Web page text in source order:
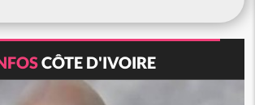
CÔTE D'IVOIRE